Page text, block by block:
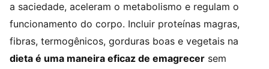
a saciedade, aceleram o metabolismo e regulam o
funcionamento do corpo. Incluir proteínas magras,
fibras, termogênicos, gorduras boas e vegetais na
dieta é uma maneira eficaz de emagrecer sem